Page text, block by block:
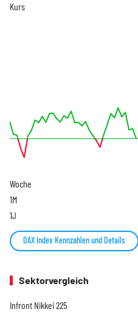
Kurs
Woche
1M
1J
DAX Index Kennzahlen und Details
Sektorvergleich
Infront Nikkei 225